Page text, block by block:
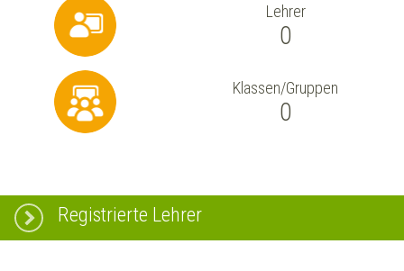
Lehrer
0
Klassen/Gruppen
0
Registrierte Lehrer